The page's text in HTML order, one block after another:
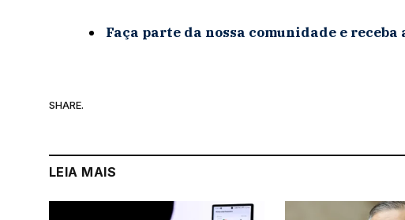
Faça parte da nossa comunidade e
SHARE.
LEIA MAIS